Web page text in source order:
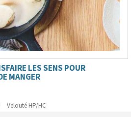
Velouté HP/HC
LES SENS POUR
MANGER